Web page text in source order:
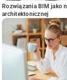
Rozwiązania BIM jako
architektonicznej